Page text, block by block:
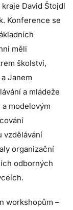
David Štojdl
Konference se
měli
školství,
Janem
a mládeže
modelovým
vzdělávání
organizační
odborných
workshopům –